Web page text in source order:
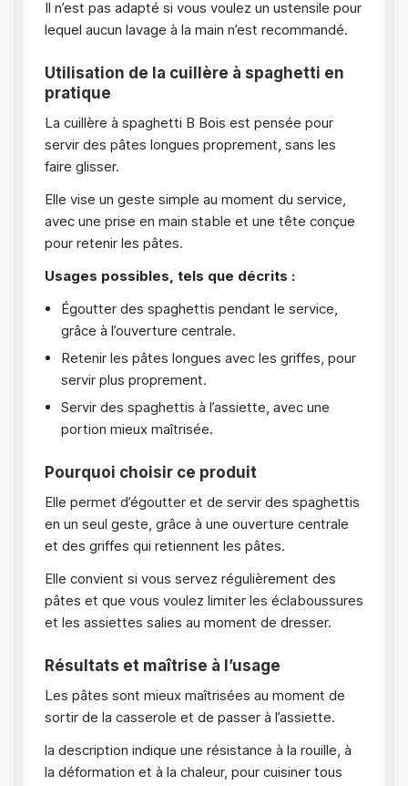
Il n’est pas adapté si vous voulez un ustensile pour
lequel aucun lavage à la main n’est recommandé.
Utilisation de la cuillère à spaghetti en
pratique
La cuillère à spaghetti B Bois est pensée pour
servir des pâtes longues proprement, sans les
faire glisser.
Elle vise un geste simple au moment du service,
avec une prise en main stable et une tête conçue
pour retenir les pâtes.
Usages possibles, tels que décrits :
Égoutter des spaghettis pendant le service,
grâce à l’ouverture centrale.
Retenir les pâtes longues avec les griffes, pour
servir plus proprement.
Servir des spaghettis à l’assiette, avec une
portion mieux maîtrisée.
Pourquoi choisir ce produit
Elle permet d’égoutter et de servir des spaghettis
en un seul geste, grâce à une ouverture centrale
et des griffes qui retiennent les pâtes.
Elle convient si vous servez régulièrement des
pâtes et que vous voulez limiter les éclaboussures
et les assiettes salies au moment de dresser.
Résultats et maîtrise à l’usage
Les pâtes sont mieux maîtrisées au moment de
sortir de la casserole et de passer à l’assiette.
la description indique une résistance à la rouille, à
la déformation et à la chaleur, pour cuisiner tous